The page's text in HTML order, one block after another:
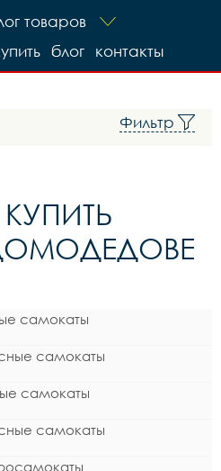
товаров
контакты
блог
Фильтр
самокаты
самокаты
самокаты
самокаты